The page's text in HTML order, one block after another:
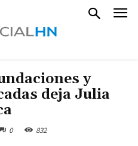
y
deja Julia
0 832